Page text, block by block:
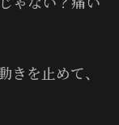
を止めて、